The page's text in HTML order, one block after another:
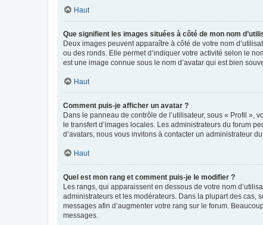
Haut
Que signifient les images situées à côté de mon nom
Deux images peuvent apparaître à côté de votre nom
ou des ronds. Elle permet d’indiquer votre activité selon le
est une image connue sous le nom d’avatar qui est bien
Haut
Comment puis-je afficher un avatar ?
Dans le panneau de contrôle de l’utilisateur, sous « Profil »,
le transfert d’images locales. Les administrateurs du forum
d’avatars, nous vous invitons à contacter un administrateur du
Haut
Quel est mon rang et comment puis-je le modifier ?
Les rangs, qui apparaissent en dessous de votre nom
administrateurs et les modérateurs. Dans la plupart des cas,
messages afin d’augmenter votre rang sur le forum.
messages.